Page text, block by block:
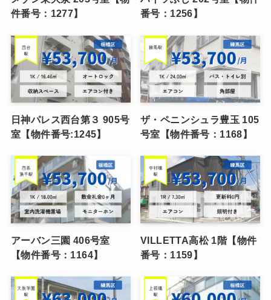
件番号：1277】
番号：1256】
日神パレス西台第３ 905号
室【物件番号:1245】
ザ・ペニンシュラ豊玉 105
号室【物件番号：1168】
アーバン三園 406号室
【物件番号：1164】
VILLETTA高松 1階【物件
番号：1159】